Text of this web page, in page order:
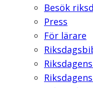
Besök
Press
För lärare